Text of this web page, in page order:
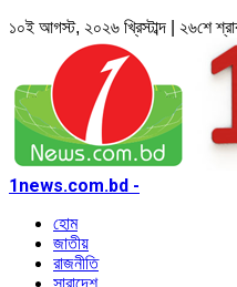
১০ই আগস্ট, ২০২৬ খ্রিস্টাব্দ | ২৬শে
1news.com.bd -
হোম
জাতীয়
রাজনীতি
সারাদেশ